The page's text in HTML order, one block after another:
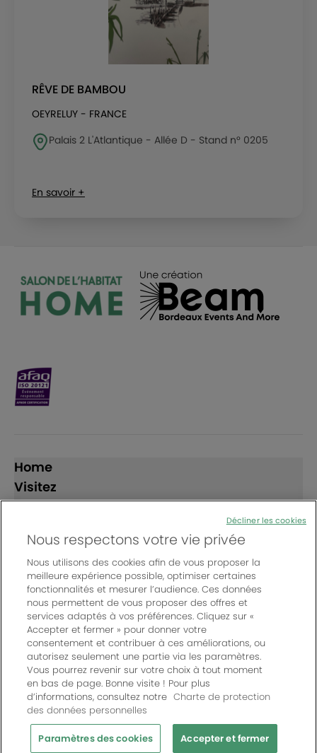
RÊVE DE BAMBOU
OEYRELUY - FRANCE
Palais 2 L'Atlantique - Allée D - Stand n° 0205
En savoir +
Home
Visitez
Exposez
Suivez-nous
© Bordeaux Events And More | Rue Jean Samazeuilh - CS
20088 - 33070 Bordeaux cedex - France
Un événement organisé par Bordeaux Events And More
Charte de protection des données personnelles
Règlement général des manifestations
Mentions légales|Paramètres des cookies
Nous respectons votre vie privée
Nous utilisons des cookies afin de vous proposer la
meilleure expérience possible, optimiser certaines
fonctionnalités et mesurer l’audience. Ces données
nous permettent de vous proposer des offres et
services adaptés à vos préférences. Cliquez sur «
Accepter et fermer » pour donner votre
consentement et contribuer à ces améliorations, ou
autorisez seulement une partie via les paramètres.
Vous pourrez revenir sur votre choix à tout moment
en bas de page. Bonne visite ! Pour plus
d’informations, consultez notre Charte de protection
des données personnelles
Paramètres des cookies Accepter et fermer
Décliner les cookies